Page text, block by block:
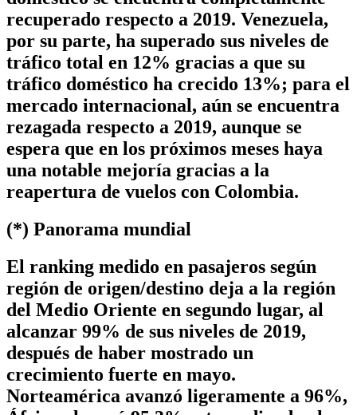
recuperado respecto a 2019. Venezuela,
por su parte, ha superado sus niveles de
tráfico total en 12% gracias a que su
tráfico doméstico ha crecido 13%; para el
mercado internacional, aún se encuentra
rezagada respecto a 2019, aunque se
espera que en los próximos meses haya
una notable mejoría gracias a la
reapertura de vuelos con Colombia.
(*) Panorama mundial
El ranking medido en pasajeros según
región de origen/destino deja a la región
del Medio Oriente en segundo lugar, al
alcanzar 99% de sus niveles de 2019,
después de haber mostrado un
crecimiento fuerte en mayo.
Norteamérica avanzó ligeramente a 96%,